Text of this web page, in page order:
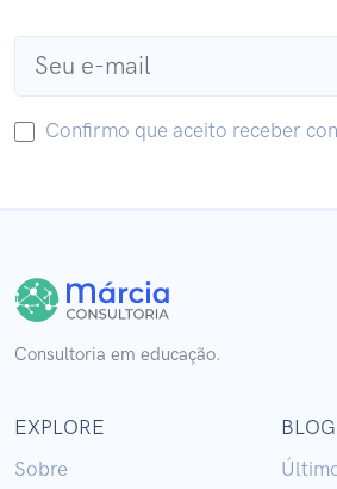
Confirmo que aceito receber
Consultoria em educação.
EXPLORE
Sobre
BLOG